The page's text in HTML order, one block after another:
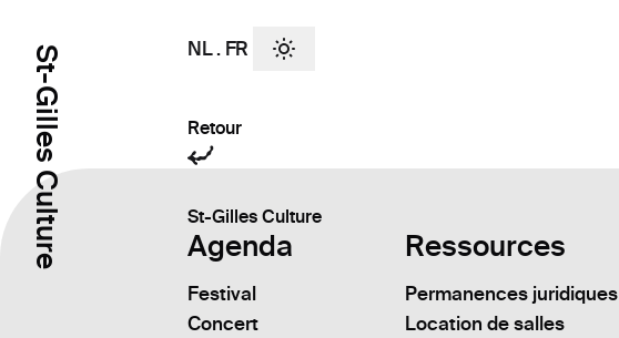
St-Gilles Culture NL . FR
Retour
St-Gilles Culture
Agenda
Festival
Concert
Ressources
Permanences juridiques
Location de salles